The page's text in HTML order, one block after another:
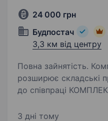
24 000 грн
Будпостач
3,3 км від центру
Повна зайнятість. Компанія БУДПОСТАЧ
розширює складські
до співпраці
відповідальність,
3 дні тому